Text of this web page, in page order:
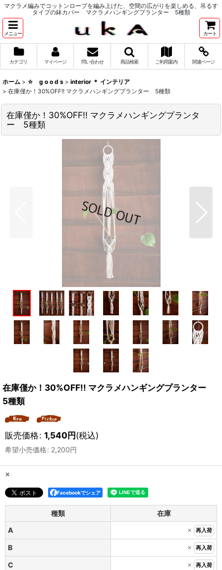
マクラメ編みでコットンロープを編み上げた、空間の広がりを楽しめる、吊るす
タイプの鉢カバー マクラメハンギングプランター 5種類
メニュー カート
カテゴリ マイページ 問い合わせ 商品検索 ご利用案内 関連ページ
ホーム > ☆ g o o d s > interior ＊ インテリア
> 在庫僅か！30%OFF!! マクラメハンギングプランター 5種類
在庫僅か！30%OFF!! マクラメハンギングプランタ
ー 5種類
在庫僅か！30%OFF!! マクラメハンギングプランター
5種類
販売価格: 1,540円(税込)
希望小売価格: 2,200円
×
Facebookでシェア
種類
在庫
A
× 再入荷
B × 再入荷
C × 再入荷